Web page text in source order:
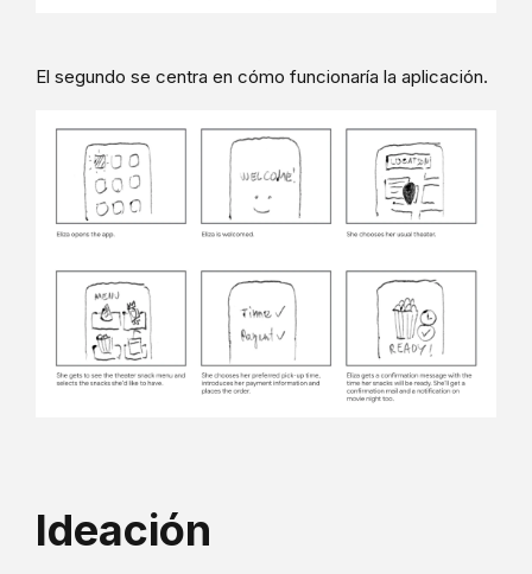
El segundo se centra en cómo funcionaría la aplicación.
Ideación